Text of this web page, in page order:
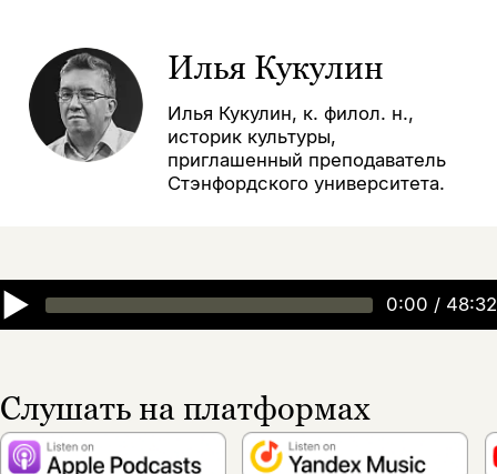
Илья Кукулин
Илья Кукулин, к. филол. н.,
историк культуры,
приглашенный преподаватель
Стэнфордского университета.
▶ 0:00 / 48:32
Слушать на платформах